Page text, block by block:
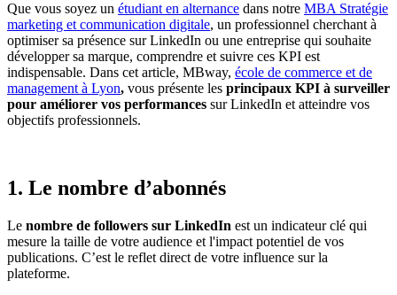
Que vous soyez un étudiant en alternance dans notre MBA Stratégie
marketing et communication digitale, un professionnel cherchant à
optimiser sa présence sur LinkedIn ou une entreprise qui souhaite
développer sa marque, comprendre et suivre ces KPI est
indispensable. Dans cet article, MBway, école de commerce et de
management à Lyon, vous présente les principaux KPI à surveiller
pour améliorer vos performances sur LinkedIn et atteindre vos
objectifs professionnels.
1. Le nombre d’abonnés
Le nombre de followers sur LinkedIn est un indicateur clé qui
mesure la taille de votre audience et l'impact potentiel de vos
publications. C’est le reflet direct de votre influence sur la
plateforme.